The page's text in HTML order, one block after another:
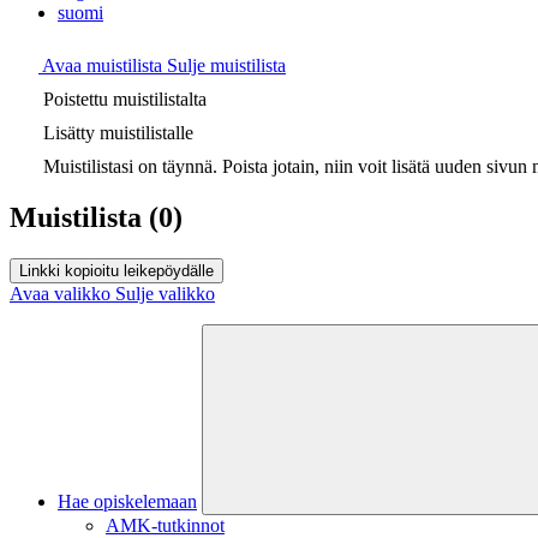
suomi
Avaa muistilista Sulje muistilista
Poistettu muistilistalta
Lisätty muistilistalle
Muistilistasi on täynnä. Poista jotain, niin voit lisätä uuden sivun
Muistilista (0)
Linkki kopioitu leikepöydälle
Avaa valikko Sulje valikko
Hae opiskelemaan
AMK-tutkinnot